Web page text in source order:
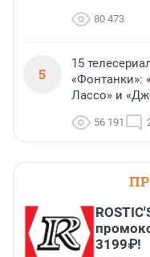
80 473
5
15
«Фонтанки»:
Лассо» и
56 191
3199₽!